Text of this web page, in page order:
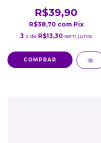
R$39,90
R$38,70 com Pix
3 x de R$13,30 sem juros
COMPRAR